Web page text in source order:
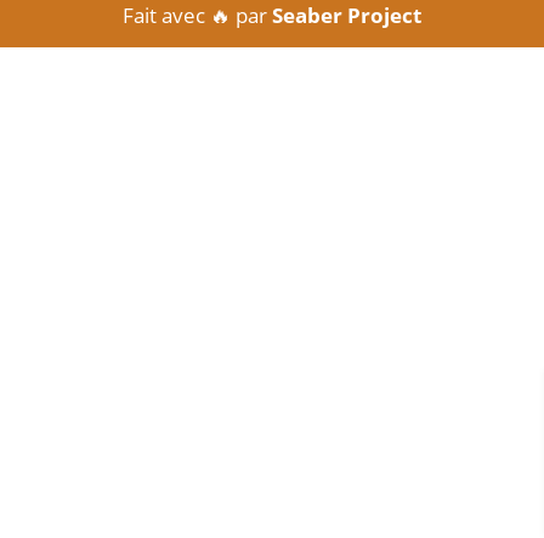
Fait avec 🔥 parSeaber Project